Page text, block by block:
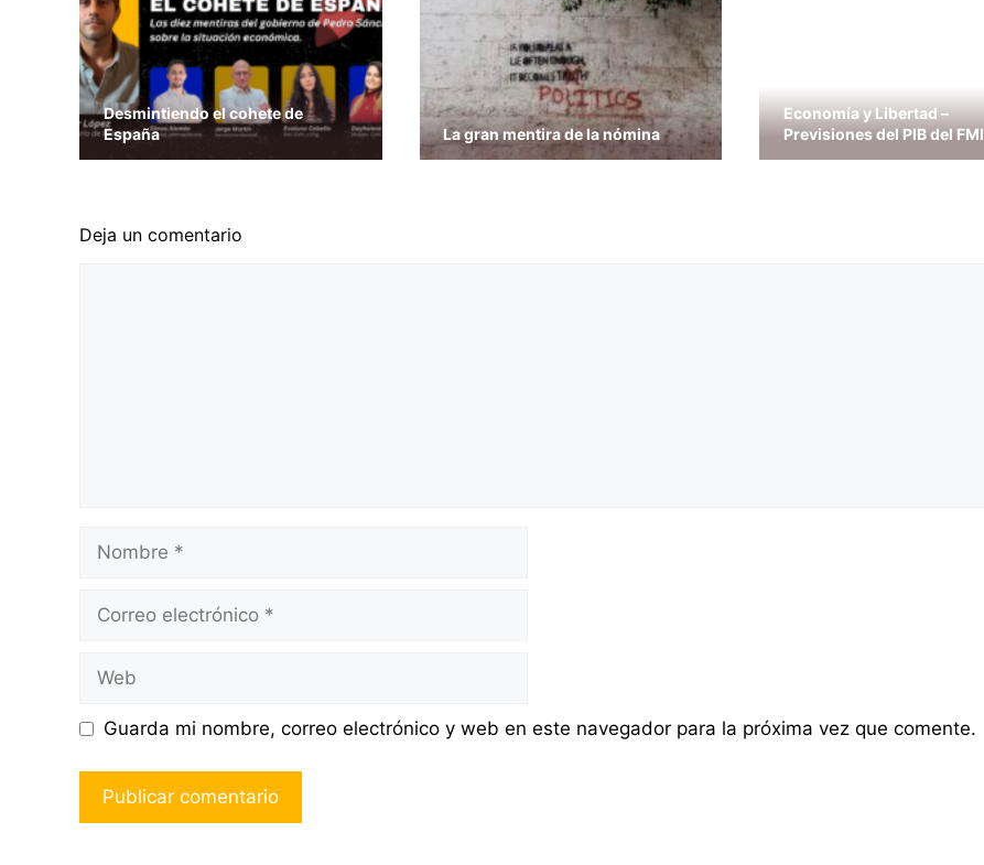
Desmintiendo el cohete de
España
La gran mentira de la nómina
Economía y Libertad –
Previsiones del PIB del FMI
Deja un comentario
Nombre
Correo
Web
Guarda mi nombre, correo electrónico y web en este navegador para la próxima vez que comente.